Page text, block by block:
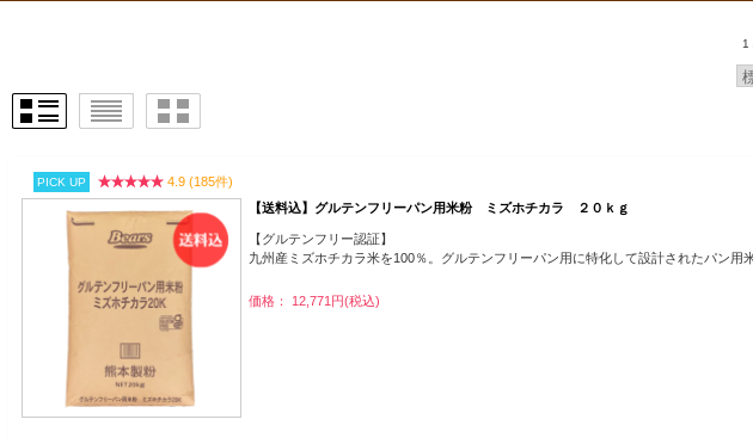
1
PICK UP
4.9 (185件)
【送料込】グルテンフリーパン用米粉 ミズホチカラ ２０ｋｇ
【グルテンフリー認証】
九州産ミズホチカラ米を100％。グルテンフリーパン用に特化して設計されたパン用
価格： 12,771円(税込)